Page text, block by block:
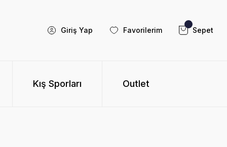
Giriş Yap Favorilerim Sepet
Kış Sporları Outlet